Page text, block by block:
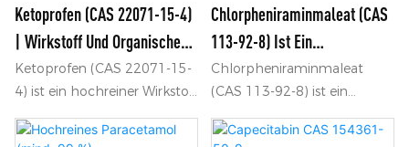
wir bieten Seetransport für
Großbestellungen an.
Ketoprofen (CAS 22071-15-4)
| Wirkstoff Und Organisches
Zwischenprodukt Für
Entzündungshemmende Mittel
Ketoprofen (CAS 22071-15-
4) ist ein hochreiner Wirkstoff
und ein organisches
Zwischenprodukt, das häufig
Chlorpheniraminmaleat (CAS
113-92-8) Ist Ein
Hochwertiger Wirkstoff Und
Ein Organisches
Zwischenprodukt.
Chlorpheniraminmaleat
(CAS 113-92-8) ist ein
hochwertiger Wirkstoff und
organisches